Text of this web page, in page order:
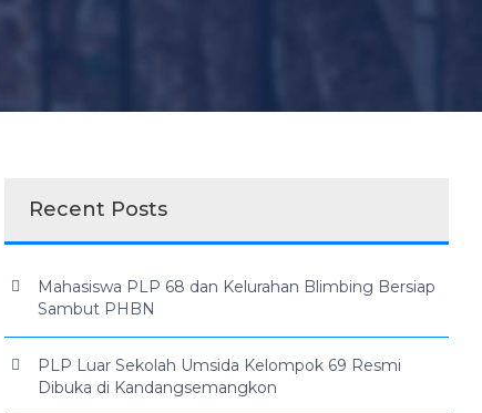
Recent Posts
Mahasiswa PLP 68 dan Kelurahan Blimbing Bersiap
Sambut PHBN
PLP Luar Sekolah Umsida Kelompok 69 Resmi
Dibuka di Kandangsemangkon